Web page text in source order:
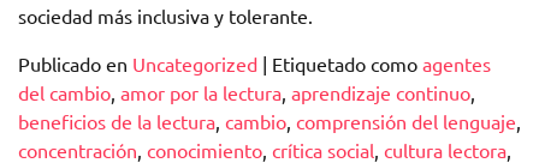
sociedad más inclusiva y tolerante.
Publicado en Uncategorized | Etiquetado como agentes
del cambio, amor por la lectura, aprendizaje continuo,
beneficios de la lectura, cambio, comprensión del lenguaje,
concentración, conocimiento, crítica social, cultura lectora,